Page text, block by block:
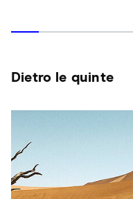
Dietro le quinte